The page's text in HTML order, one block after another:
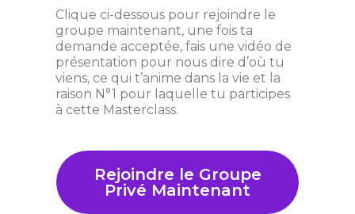
Clique ci-dessous pour rejoindre le
groupe maintenant, une fois ta
demande acceptée, fais une vidéo de
présentation pour nous dire d’où tu
viens, ce qui t’anime dans la vie et la
raison N°1 pour laquelle tu participes
à cette Masterclass.
Rejoindre le Groupe
Privé Maintenant